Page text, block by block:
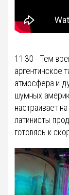
11:30 - Тем
аргентинское
атмосфера и
шумных
настраивает
латинисты
готовясь к